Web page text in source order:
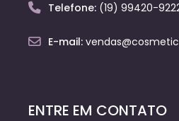
Telefone: (19) 99420-
E-mail:
ENTRE EM CONTATO